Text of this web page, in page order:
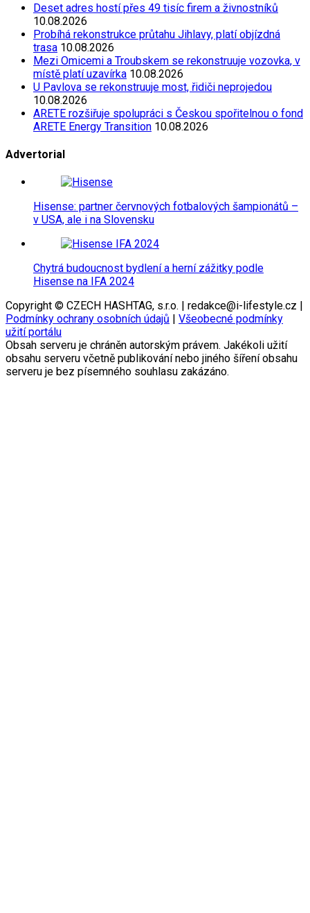
Deset adres hostí přes 49 tisíc firem a živnostníků
10.08.2026
Probíhá rekonstrukce průtahu Jihlavy, platí objízdná
trasa 10.08.2026
Mezi Omicemi a Troubskem se rekonstruuje vozovka, v
místě platí uzavírka 10.08.2026
U Pavlova se rekonstruuje most, řidiči neprojedou
10.08.2026
ARETE rozšiřuje spolupráci s Českou spořitelnou o fond
ARETE Energy Transition 10.08.2026
Advertorial
Hisense: partner červnových fotbalových šampionátů –
v USA, ale i na Slovensku
Chytrá budoucnost bydlení a herní zážitky podle
Hisense na IFA 2024
Copyright © CZECH HASHTAG, s.r.o. | redakce@i-lifestyle.cz |
Podmínky ochrany osobních údajů
Všeobecné podmínky
užití portálu
Obsah serveru je chráněn autorským právem. Jakékoli užití
obsahu serveru včetně publikování nebo jiného šíření obsahu
serveru je bez písemného souhlasu zakázáno.